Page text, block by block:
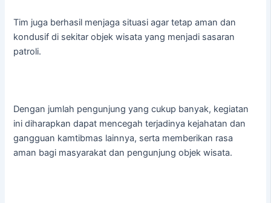
Tim juga berhasil menjaga situasi agar tetap aman dan
kondusif di sekitar objek wisata yang menjadi sasaran
patroli.
Dengan jumlah pengunjung yang cukup banyak, kegiatan
ini diharapkan dapat mencegah terjadinya kejahatan dan
gangguan kamtibmas lainnya, serta memberikan rasa
aman bagi masyarakat dan pengunjung objek wisata.